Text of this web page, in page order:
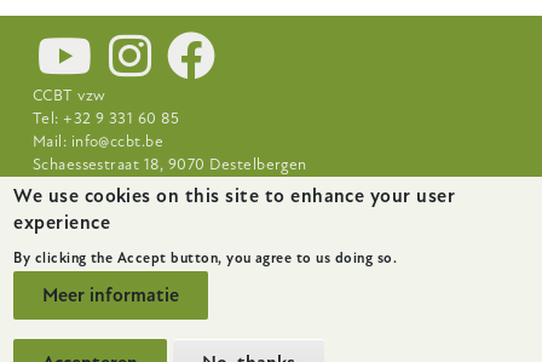
Vlaanderen:
Onderzoek
2015-
2016
CCBT vzw
Tel: +32 9 331 60 85
Mail: info@ccbt.be
Schaessestraat 18, 9070 Destelbergen
Footer-
menu
Nieuws Over CCBT Praktijkcentra
We use cookies on this site to enhance your user
experience
By clicking the Accept button, you agree to us doing so.
Meer informatie